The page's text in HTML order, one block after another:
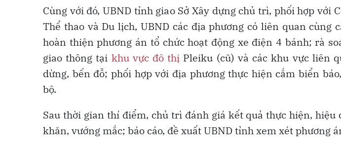
Cùng với đó, UBND tỉnh giao Sở Xây dựng chủ trì, phối hợp với
Thể thao và Du lịch, UBND các địa phương có liên quan cùng
hoàn thiện phương án tổ chức hoạt động xe điện 4 bánh; rà
giao thông tại khu vực đô thị Pleiku (cũ) và các khu vực liên
dừng, bến đỗ; phối hợp với địa phương thực hiện cắm biển
bộ.
Sau thời gian thí điểm, chủ trì đánh giá kết quả thực hiện, hiệu
khăn, vướng mắc; báo cáo, đề xuất UBND tỉnh xem xét phương